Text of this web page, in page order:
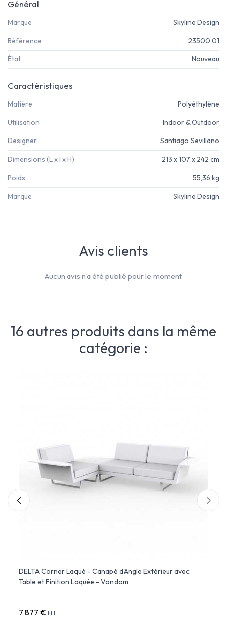
Général
Marque Skyline Design
Référence 23500.01
État Nouveau
Caractéristiques
Matière Polyéthylène
Utilisation Indoor & Outdoor
Designer Santiago Sevillano
Dimensions (L x l x H) 213 x 107 x 242 cm
Poids 55,36 kg
Marque Skyline Design
Avis clients
Aucun avis n'a été publié pour le moment.
16 autres produits dans la même
catégorie :
DELTA Corner Laqué - Canapé d'Angle Extérieur avec
Table et Finition Laquée - Vondom
7 877 € HT